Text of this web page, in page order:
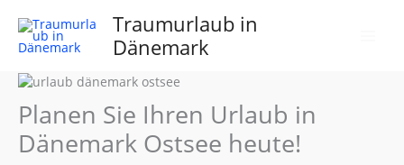
Inhalt
springen
Traumurlaub in
Dänemark
Planen Sie Ihren Urlaub in
Dänemark Ostsee heute!